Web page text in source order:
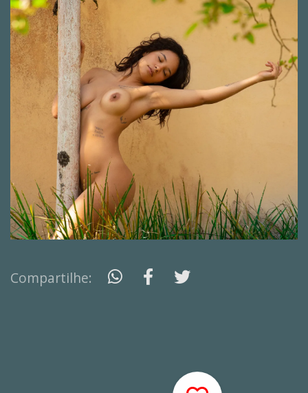
Compartilhe: